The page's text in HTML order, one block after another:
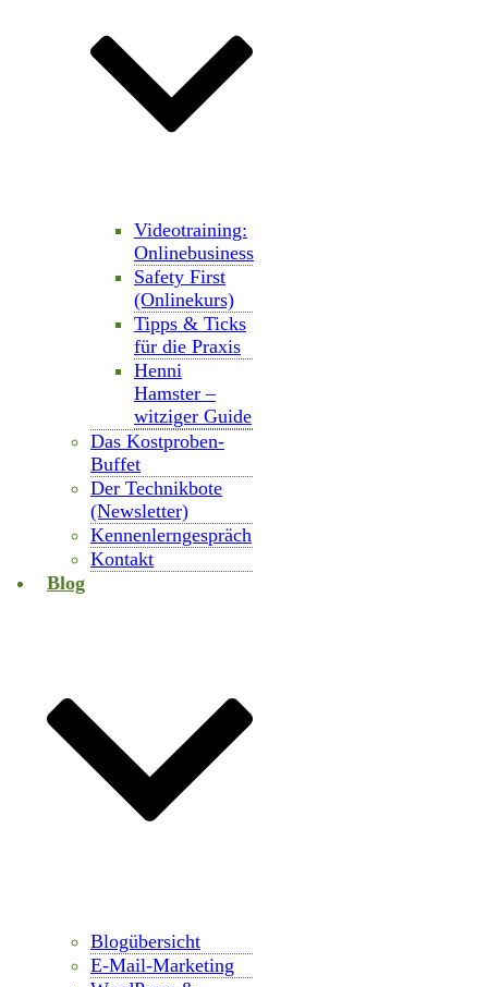
Videotraining:
Onlinebusiness
Safety First
(Onlinekurs)
Tipps & Ticks
für die Praxis
Henni
Hamster –
witziger Guide
Das Kostproben-
Buffet
Der Technikbote
(Newsletter)
Kennenlerngespräch
Kontakt
Blog
Blogübersicht
E-Mail-Marketing